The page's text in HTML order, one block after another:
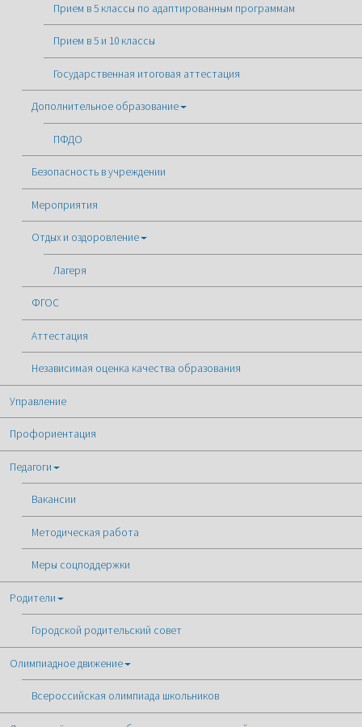
Прием в 5 классы по адаптированным программам
Прием в 5 и 10 классы
Государственная итоговая аттестация
Дополнительное образование
ПФДО
Безопасность в учреждении
Мероприятия
Отдых и оздоровление
Лагеря
ФГОС
Аттестация
Независимая оценка качества образования
Управление
Профориентация
Педагоги
Вакансии
Методическая работа
Меры соцподдержки
Родители
Городской родительский совет
Олимпиадное движение
Всероссийская олимпиада школьников